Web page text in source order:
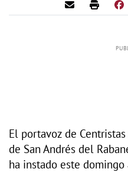
El portavoz de
de San Andrés del
ha instado este